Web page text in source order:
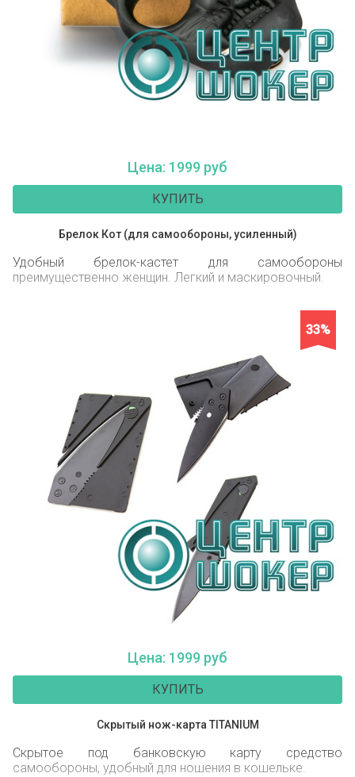
Цена: 1999 руб
КУПИТЬ
Брелок Кот (для самообороны, усиленный)
Удобный брелок-кастет для самообороны
преимущественно женщин. Легкий и маскировочный.
33%
Цена: 1999 руб
КУПИТЬ
Скрытый нож-карта TITANIUM
Скрытое под банковскую карту средство
самообороны, удобный для ношения в кошельке.